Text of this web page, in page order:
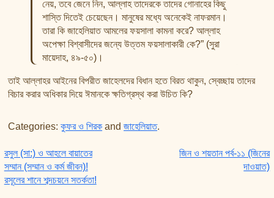
নেয়, তবে জেনে নিন, আল্লাহ তাদেরকে তাদের গোনাহের কিছু
শাস্তি দিতেই চেয়েছেন। মানুষের মধ্যে অনেকেই নাফরমান।
তারা কি জাহেলিয়াত আমলের ফয়সালা কামনা করে? আল্লাহ
অপেক্ষা বিশ্বাসীদের জন্যে উত্তম ফয়সালাকারী কে?” (সুরা
মায়েদাহ, ৪৯-৫০)।
তাই আল্লাহর আইনের বিপরীত জাহেলদের বিধান হতে বিরত থাকুন, স্বেচ্ছায় তাদের
বিচার করার অধিকার দিয়ে ঈমানকে ক্ষতিগ্রস্থ করা উচিত কি?
Categories: কুফর ও শিরক andজাহেলিয়াত.
Post navigation
রসুল (সা:) ও আহলে বায়াতের
সম্মান (সম্মান ও কর্ম জীবন)!
রসূলের শানে শব্দচয়নে সতর্কতা!
জিন ও শয়তান পর্ব-১১ (জিনের
দাওয়াত)